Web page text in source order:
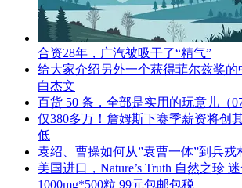
合资28年，广汽被吸干了“精气”
给大家介绍另外一个获得菲尔兹奖的
白杰文
百货 50 条，全部是实用的玩意儿（
仅380多万！詹姆斯下赛季薪资将创
低
袁绍、曹操如何从”袁曹一体”到兵戎
美国进口，Nature’s Truth 自然之珍
1000mg*500粒 99元包邮包税